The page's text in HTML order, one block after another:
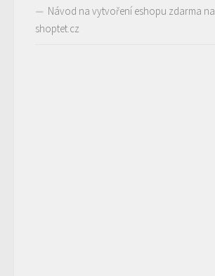
Návod na vytvoření eshopu zdarma na
shoptet.cz